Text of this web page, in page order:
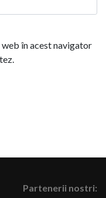
în acest navigator
Partenerii nostri: